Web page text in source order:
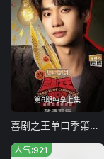
第6期纯享上集
喜剧之王单口季第三季
人气:921